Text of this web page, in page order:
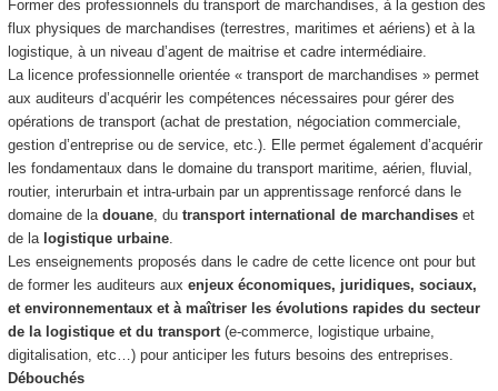
Former des professionnels du transport de marchandises, à la gestion des
flux physiques de marchandises (terrestres, maritimes et aériens) et à la
logistique, à un niveau d’agent de maitrise et cadre intermédiaire.
La licence professionnelle orientée « transport de marchandises » permet
aux auditeurs d’acquérir les compétences nécessaires pour gérer des
opérations de transport (achat de prestation, négociation commerciale,
gestion d’entreprise ou de service, etc.). Elle permet également d’acquérir
les fondamentaux dans le domaine du transport maritime, aérien, fluvial,
routier, interurbain et intra-urbain par un apprentissage renforcé dans le
domaine de la douane, du transport international de marchandiseset
de la logistique urbaine.
Les enseignements proposés dans le cadre de cette licence ont pour but
de former les auditeurs aux enjeux économiques, juridiques, sociaux,
et environnementaux et à maîtriser les évolutions rapides du secteur
de la logistique et du transport(e-commerce, logistique urbaine,
digitalisation, etc…) pour anticiper les futurs besoins des entreprises.
Débouchés